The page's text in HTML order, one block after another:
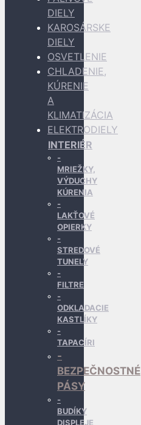
DIELY
KAROSÁRSKE
DIELY
OSVETLENIE
CHLADENIE,
KÚRENIE
A
KLIMATIZÁCIA
ELEKTRODIELY
INTERIÉR
MRIEŽKY,
VÝDUCHY
KÚRENIA
LAKŤOVÉ
OPIERKY
STREDOVÉ
TUNELY
FILTRE
ODKLADACIE
KASTLÍKY
TAPACÍRI
BEZPEČNOSTNÉ
PÁSY
BUDÍKY
DISPLEJE